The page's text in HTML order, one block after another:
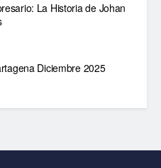
La Historia de Johan
Diciembre 2025